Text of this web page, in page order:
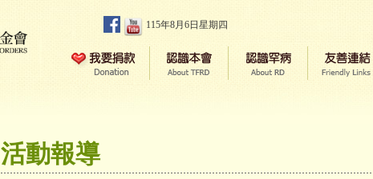
115年8月6日星期四
活動報導